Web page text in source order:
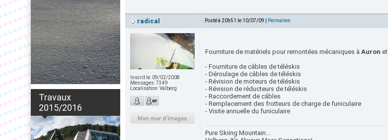
Travaux
2015/2016
radical Posté à 20h51 le 10/07/09 | Permalien
Inscrit le: 09/02/2008
Messages:7349
Localisation:Valberg
Fourniture de matériels pour remontées mécaniques à Auron et
- Fourniture de câbles de téléskis
- Déroulage de câbles de téléskis
- Révision de moteurs de téléskis
- Révision de réducteurs de téléskis
- Raccordement de câbles
- Remplacement des frotteurs de charge de funiculaire
- Visite annuelle du funiculaire
Pure Skiing Mountain...